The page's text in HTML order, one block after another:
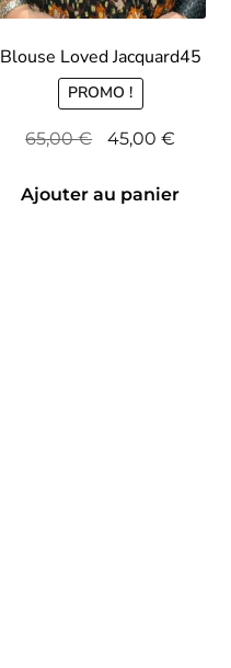
Blouse Loved Jacquard45
PROMO !
65,00€
Le
initial
45,00€
actuel
Ajouter au panier